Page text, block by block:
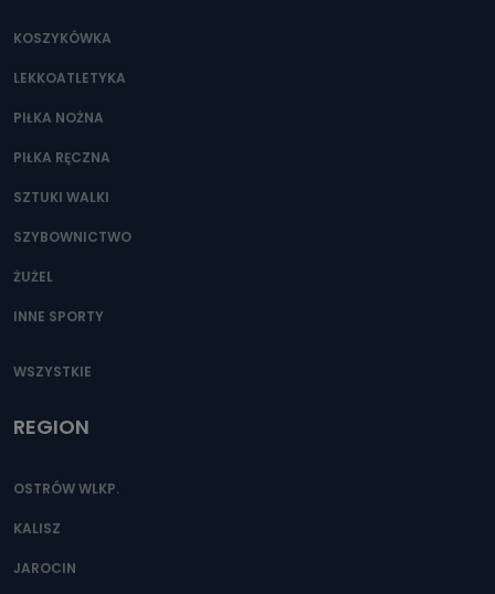
KOSZYKÓWKA
LEKKOATLETYKA
PIŁKA NOŻNA
PIŁKA RĘCZNA
SZTUKI WALKI
SZYBOWNICTWO
ŻUŻEL
INNE SPORTY
WSZYSTKIE
REGION
OSTRÓW WLKP.
KALISZ
JAROCIN